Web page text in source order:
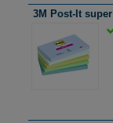
3M Post-It